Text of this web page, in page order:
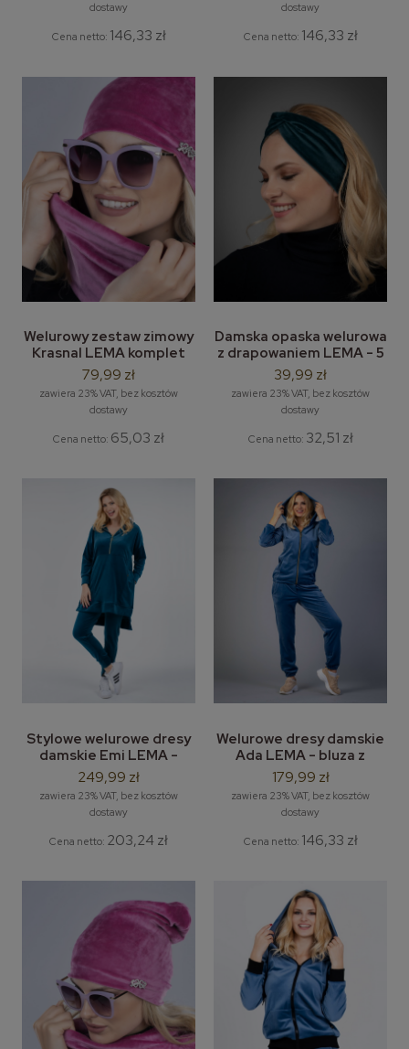
dostawy
Cena netto: 146,33 zł
dostawy
Cena netto: 146,33 zł
Welurowy zestaw zimowy
Krasnal LEMA komplet
czapka Smerfetka + szal
/ komin
79,99 zł
zawiera 23% VAT, bez kosztów
dostawy
Cena netto: 65,03 zł
Damska opaska welurowa
z drapowaniem LEMA - 5
szt./opak. mix kolor
39,99 zł
zawiera 23% VAT, bez kosztów
dostawy
Cena netto: 32,51 zł
Stylowe welurowe dresy
damskie Emi LEMA -
komplet welurowy bluza z
kapturem + spodnie
249,99 zł
zawiera 23% VAT, bez kosztów
dostawy
Cena netto: 203,24 zł
Welurowe dresy damskie
Ada LEMA - bluza z
kapturem + spodnie
dresowe
179,99 zł
zawiera 23% VAT, bez kosztów
dostawy
Cena netto: 146,33 zł